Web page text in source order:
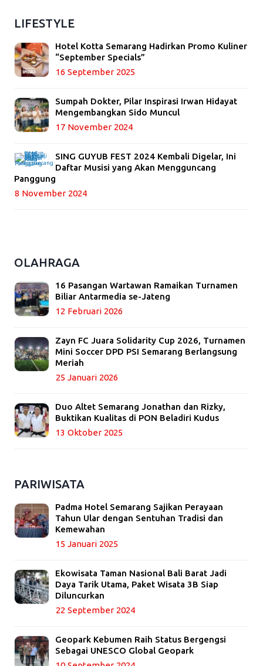
LIFESTYLE
Hotel Kotta Semarang Hadirkan Promo Kuliner
“September Specials”
16 September 2025
Sumpah Dokter, Pilar Inspirasi Irwan Hidayat
Mengembangkan Sido Muncul
17 November 2024
SING GUYUB FEST 2024 Kembali Digelar, Ini
Daftar Musisi yang Akan Mengguncang
Panggung
8 November 2024
OLAHRAGA
16 Pasangan Wartawan Ramaikan Turnamen
Biliar Antarmedia se-Jateng
12 Februari 2026
Zayn FC Juara Solidarity Cup 2026, Turnamen
Mini Soccer DPD PSI Semarang Berlangsung
Meriah
25 Januari 2026
Duo Altet Semarang Jonathan dan Rizky,
Buktikan Kualitas di PON Beladiri Kudus
13 Oktober 2025
PARIWISATA
Padma Hotel Semarang Sajikan Perayaan
Tahun Ular dengan Sentuhan Tradisi dan
Kemewahan
15 Januari 2025
Ekowisata Taman Nasional Bali Barat Jadi
Daya Tarik Utama, Paket Wisata 3B Siap
Diluncurkan
22 September 2024
Geopark Kebumen Raih Status Bergengsi
Sebagai UNESCO Global Geopark